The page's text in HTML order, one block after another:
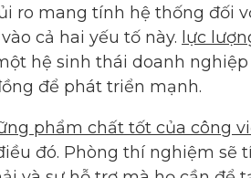
ro mang tính hệ thống đối
cả hai yếu tố này. lực
hệ sinh thái doanh
để phát triển mạnh.
phẩm chất tốt của công
đó. Phòng thí nghiệm sẽ